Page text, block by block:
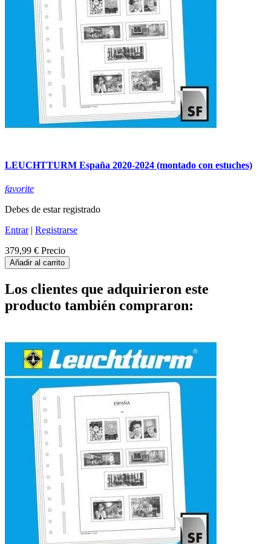
LEUCHTTURM España 2020-2024 (montado con estuches)
favorite
Debes de estar registrado
Entrar| Registrarse
379,99 € Precio
Añadir al carrito
Los clientes que adquirieron este
producto también compraron: